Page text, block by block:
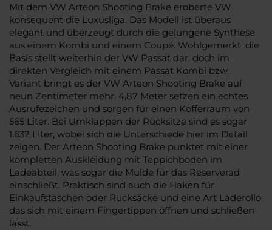
Mit dem VW Arteon Shooting Brake eroberte VW
konsequent die Luxusliga. Das Modell ist überaus
elegant und überzeugt durch die gelungene Synthese
aus einem Kombi und einem Coupé. Wohlgemerkt: die
Basis stellt weiterhin der VW Passat dar, doch im
direkten Vergleich mit einem Passat Kombi bzw.
Variant bringt es der VW Arteon Shooting Brake auf
neun Zentimeter mehr. 4,87 Meter setzen ein echtes
Ausrufezeichen und sorgen für einen Kofferraum von
565 Liter. Bei Umklappen der Rücksitze sind es sogar
1.632 Liter, wobei sich die Unterschiede hier im Detail
zeigen. Der Arteon Shooting Brake punktet mit einer
kompletten Auskleidung mit Teppichboden im
Ladeabteil, was sogar die Mulde für das Reserverad
einschließt. Praktisch sind auch die Haken für
Einkaufstaschen oder Rucksäcke und eine Art Laderollo,
das sich mit einem Fingertippen öffnen und schließen
lässt.